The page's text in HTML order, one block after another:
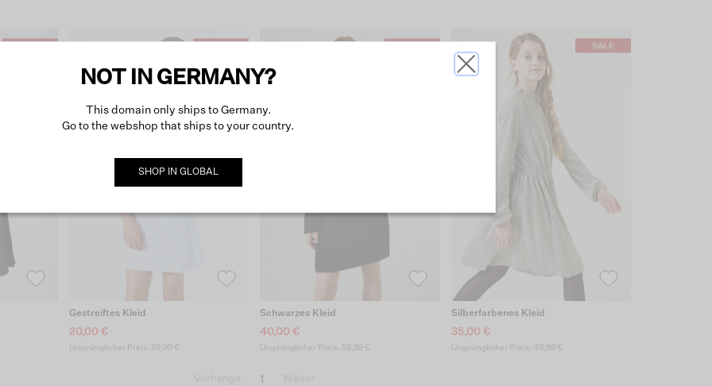
Gestreiftes Kleid
20,00 €
Ursprünglicher Preis: 29,99 €
Schwarzes Kleid
40,00 €
Ursprünglicher Preis: 59,99 €
Silberfarbenes Kleid
35,00 €
Ursprünglicher Preis: 49,99 €
1
NOT IN GERMANY?
This domain only ships to Germany.
Go to the webshop that ships to your country.
SHOP IN GLOBAL